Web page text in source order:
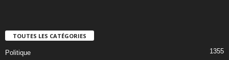
TOUTES LES CATÉGORIES
Politique 1355